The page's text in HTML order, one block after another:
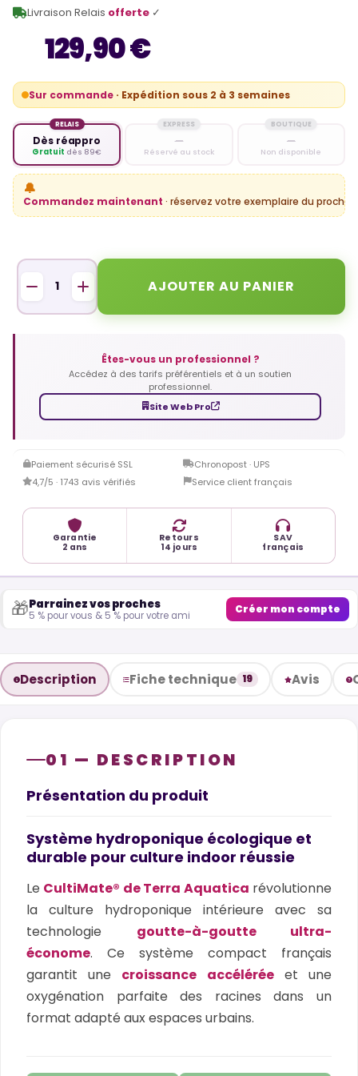
129,90 €
Sur commande · Expédition sous 2 à 3 semaines
RELAIS
Dès réappro
Gratuit dès 89€
EXPRESS
—
Réservé au stock
BOUTIQUE
—
Non disponible
🔔
Commandez maintenant · réservez votre exemplaire du
Livraison Relais offerte ✓
AJOUTER AU PANIER
Êtes-vous un professionnel ?
Accédez à des tarifs préférentiels et à un soutien
professionnel.
Site Web Pro
Paiement sécurisé SSL
Chronopost · UPS
4,7/5 · 1743 avis vérifiés
Service client français
Garantie
2 ans
Retours
14 jours
SAV
français
🎁Parrainez vos proches
5 % pour vous & 5 % pour votre ami Créer mon compte
Description Fiche technique 19 Avis
01 — DESCRIPTION
Présentation du produit
Système hydroponique écologique et
durable pour culture indoor réussie
Le CultiMate® de Terra Aquatica révolutionne
la culture hydroponique intérieure avec sa
technologie goutte-à-goutte ultra-
économe. Ce système compact français
garantit une croissance accéléréeet une
oxygénation parfaite des racines dans un
format adapté aux espaces urbains.